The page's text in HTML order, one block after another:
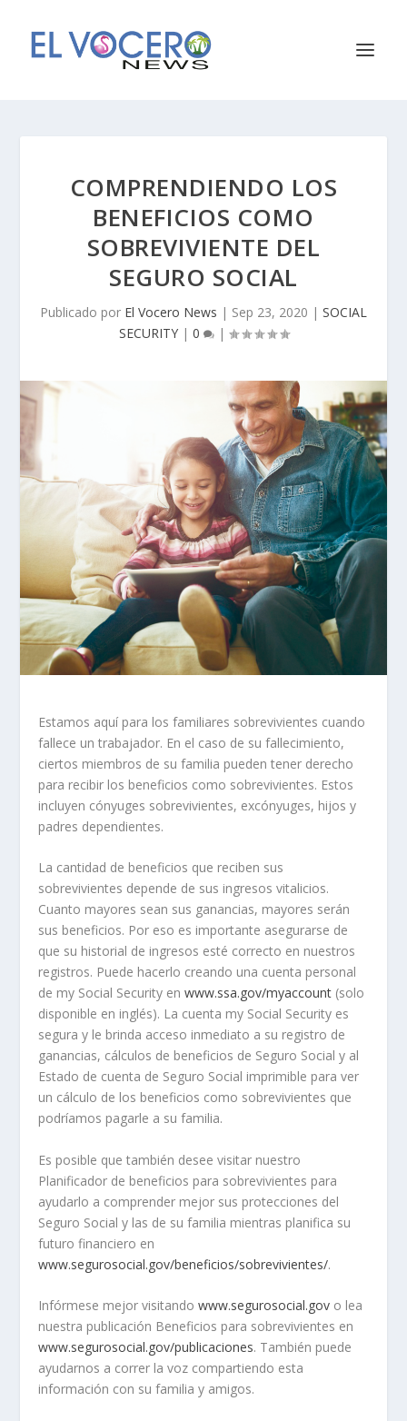
COMPRENDIENDO LOS
BENEFICIOS COMO
SOBREVIVIENTE DEL
SEGURO SOCIAL
Publicado por El Vocero News | Sep 23, 2020 | SOCIAL
SECURITY| 0 |
Estamos aquí para los familiares sobrevivientes cuando
fallece un trabajador. En el caso de su fallecimiento,
ciertos miembros de su familia pueden tener derecho
para recibir los beneficios como sobrevivientes. Estos
incluyen cónyuges sobrevivientes, excónyuges, hijos y
padres dependientes.
La cantidad de beneficios que reciben sus
sobrevivientes depende de sus ingresos vitalicios.
Cuanto mayores sean sus ganancias, mayores serán
sus beneficios. Por eso es importante asegurarse de
que su historial de ingresos esté correcto en nuestros
registros. Puede hacerlo creando una cuenta personal
de my Social Security enwww.ssa.gov/myaccount (solo
disponible en inglés). La cuenta my Social Security es
segura y le brinda acceso inmediato a su registro de
ganancias, cálculos de beneficios de Seguro Social y al
Estado de cuenta de Seguro Social imprimible para ver
un cálculo de los beneficios como sobrevivientes que
podríamos pagarle a su familia.
Es posible que también desee visitar nuestro
Planificador de beneficios para sobrevivientes para
ayudarlo a comprender mejor sus protecciones del
Seguro Social y las de su familia mientras planifica su
futuro financiero en
www.segurosocial.gov/beneficios/sobrevivientes/.
Infórmese mejor visitandowww.segurosocial.gov o lea
nuestra publicación Beneficios para sobrevivientes en
www.segurosocial.gov/publicaciones. También puede
ayudarnos a correr la voz compartiendo esta
información con su familia y amigos.